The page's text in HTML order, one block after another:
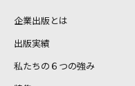
企業出版とは
出版実績
私たちの６つの強み